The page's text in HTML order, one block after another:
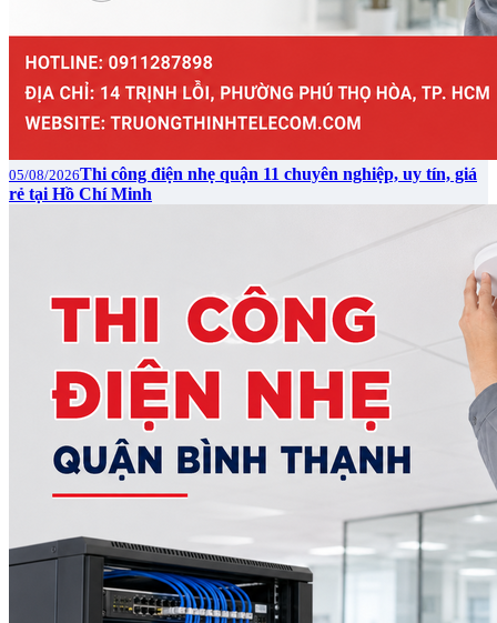
05/08/2026Thi công điện nhẹ quận 11 chuyên nghiệp, uy tín, giá
rẻ tại Hồ Chí Minh